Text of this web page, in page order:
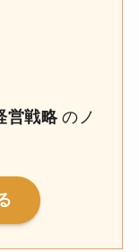
営戦略 のノ